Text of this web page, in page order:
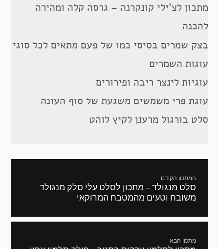
מתכון לצ’ילי קונקרנה – גרסה קלה ומהירה
להכנה
בצק שמרים בסיסי כמו של פעם מתאים לכל סוגי
עוגות השמרים
עוגיות לינצר ריבה ופירורים
עוגת פרי משמשים משגעת של סוף העונה
סלט בורגול מרענן לקיץ לוהט
המתכון הקודם
מתכון
קודם:
סלט מנגולד – מתכון לסלט עלי סלק מנגולד
משובח וטעים מהמטבח המרוקאי
מתכון הבא